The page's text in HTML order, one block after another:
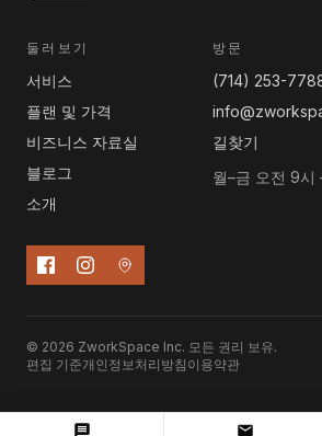
둘러보기
서비스
플랜 및 가격
비즈니스 자료실
블로그
소개
방문
(714) 253-
길찾기
월–금 오전 9시
© 2026 ZworkSpace Inc. 모든 권리 보유.
편집 기준개인정보처리방침 이용약관